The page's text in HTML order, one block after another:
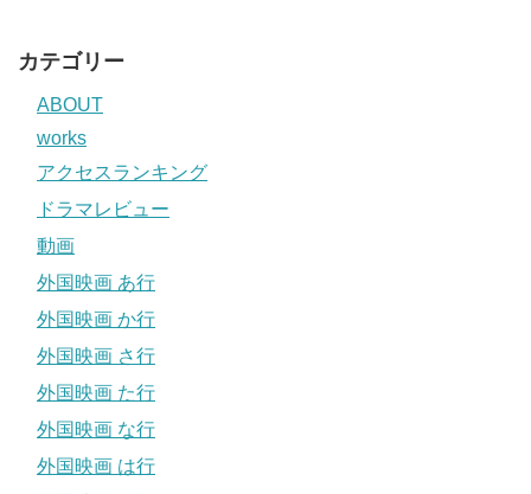
カテゴリー
ABOUT
works
アクセスランキング
ドラマレビュー
動画
外国映画 あ行
外国映画 か行
外国映画 さ行
外国映画 た行
外国映画 な行
外国映画 は行